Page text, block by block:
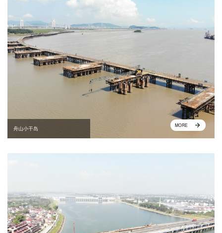
舟山小干岛 MORE